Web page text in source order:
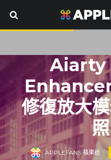
Aiarty
修復放大
APPLEFANS 蘋果迷 ·